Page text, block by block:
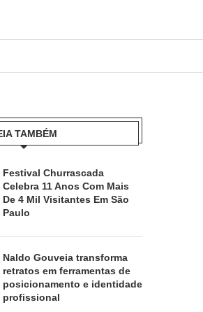
TAMBÉM
Festival Churrascada
Celebra 11 Anos Com Mais
De 4 Mil Visitantes Em São
Paulo
Naldo Gouveia transforma
retratos em ferramentas de
posicionamento e identidade
profissional